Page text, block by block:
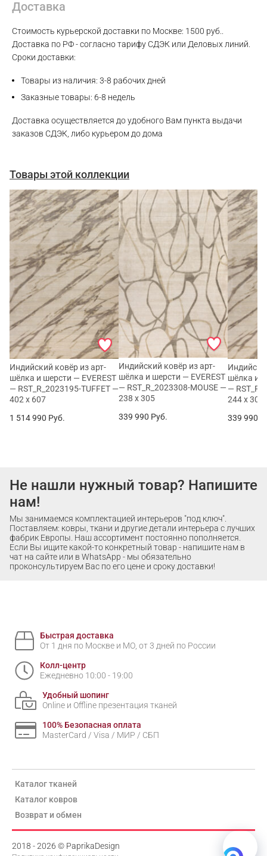
Доставка
Стоимость курьерской доставки по Москве: 1500 руб..
Доставка по РФ - согласно тарифу СДЭК или Деловых линий.
Сроки доставки:
Товары из наличия: 3-8 рабочих дней
Заказные товары: 6-8 недель
Доставка осуществляется до удобного Вам пункта выдачи
заказов СДЭК, либо курьером до дома
Товары этой коллекции
Индийский ковёр из арт-
шёлка и шерсти — EVEREST
— RST_R_2023195-TUFFET —
402 x 607
1 514 990 Руб.
Индийский ковёр из арт-
шёлка и шерсти — EVEREST
— RST_R_2023308-MOUSE —
238 x 305
339 990 Руб.
шёлка и
—
244 x 305
339 990
Не нашли нужный товар? Напишите
нам!
Мы занимаемся комплектацией интерьеров "под ключ".
Поставляем: ковры, ткани и другие детали интерьера с лучших
фабрик Европы. Наш ассортимент постоянно пополняется.
Если Вы ищите какой-то конкретный товар - напишите нам в
чат на сайте или в WhatsApp - мы обязательно
проконсультируем Вас по его цене и сроку доставки!
Быстрая доставка
От 1 дня по Москве и МО, от 3 дней по России
Колл-центр
Ежедневно 10:00 - 19:00
Удобный шопинг
Online и Offline презентация тканей
100% Безопасная оплата
MasterCard / Visa / МИР / СБП
Каталог тканей
Каталог ковров
Возврат и обмен
2018 - 2026 © PaprikaDesign